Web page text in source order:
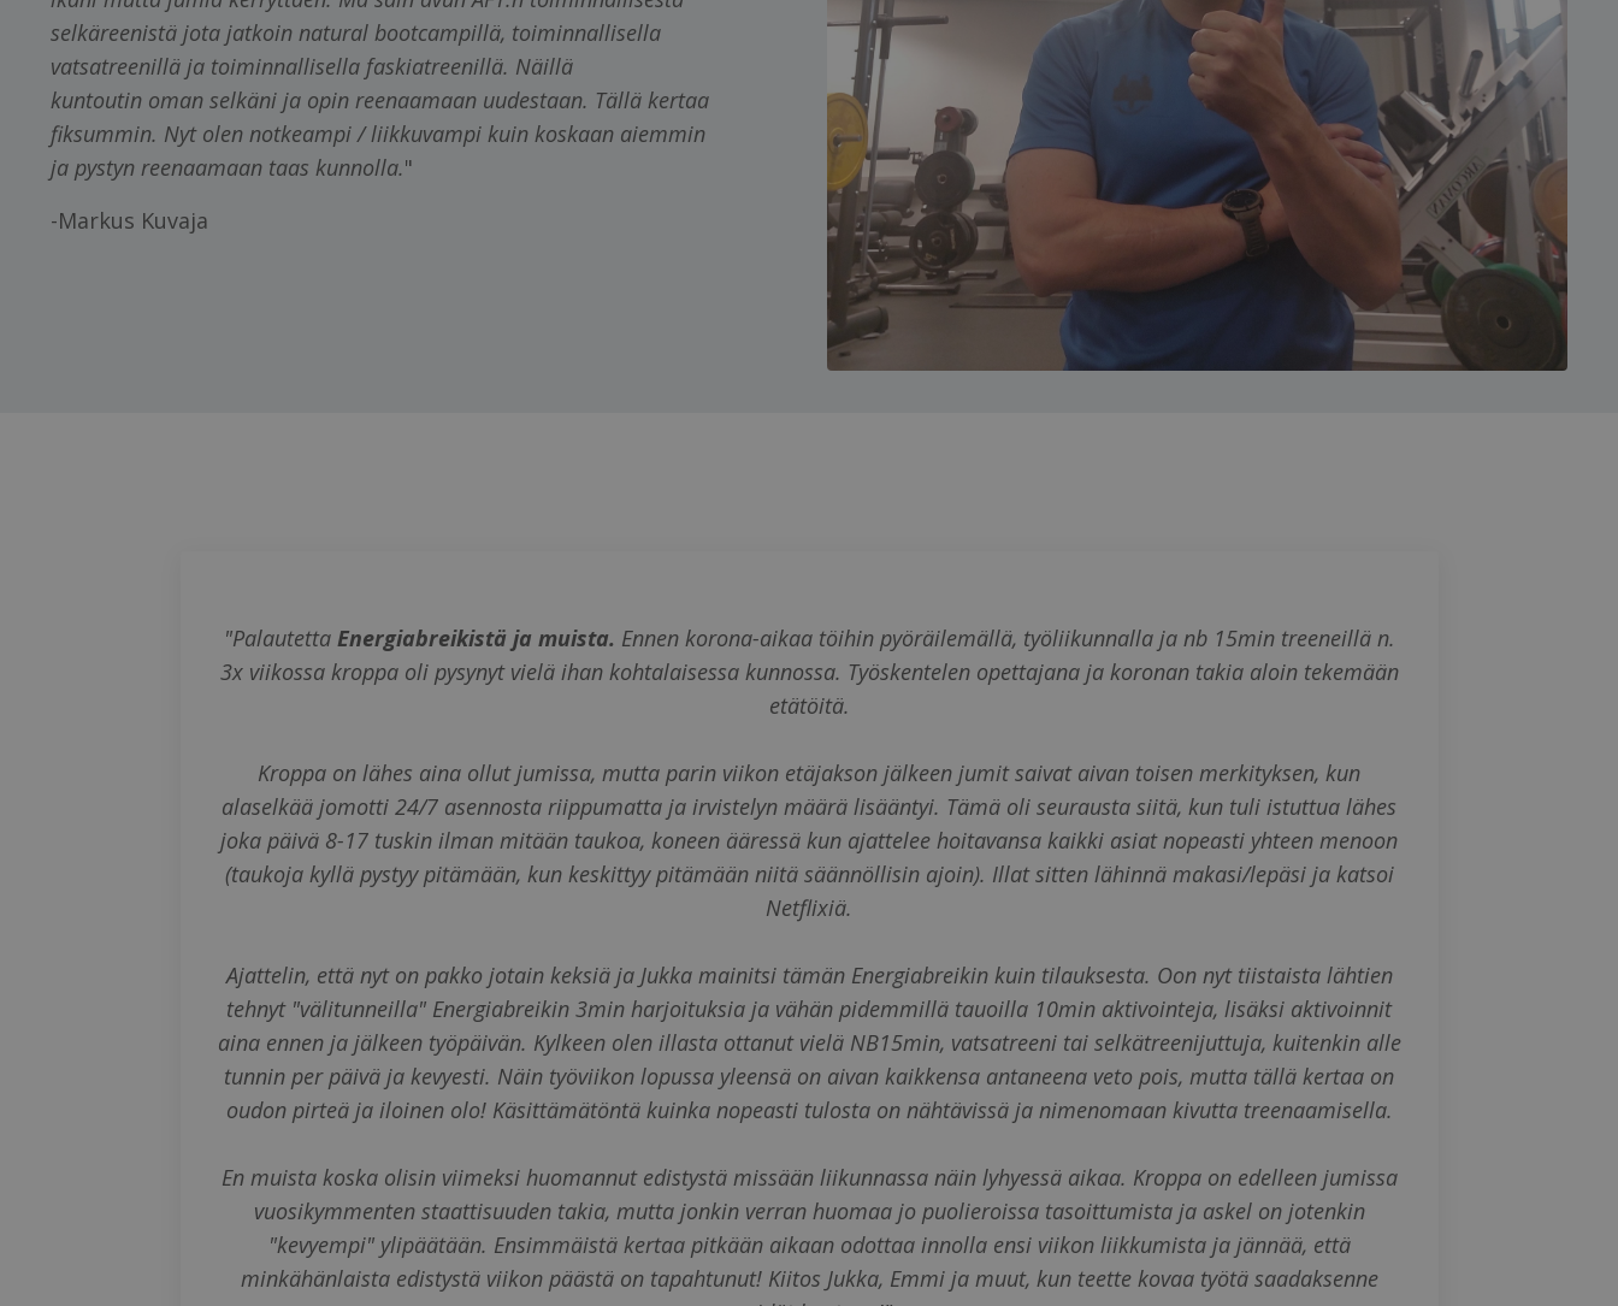
selkäreenistä jota jatkoin natural bootcampillä, toiminnallisella
vatsatreenillä ja toiminnallisella faskiatreenillä. Näillä
kuntoutin oman selkäni ja opin reenaamaan uudestaan. Tällä kertaa
fiksummin. Nyt olen notkeampi / liikkuvampi kuin koskaan aiemmin
ja pystyn reenaamaan taas kunnolla."
-Markus Kuvaja
"Palautetta Energiabreikistä ja muista. Ennen korona-aikaa töihin pyöräilemällä, työliikunnalla ja nb 15min treeneillä n.
3x viikossa kroppa oli pysynyt vielä ihan kohtalaisessa kunnossa. Työskentelen opettajana ja koronan takia aloin tekemään
etätöitä.
Kroppa on lähes aina ollut jumissa, mutta parin viikon etäjakson jälkeen jumit saivat aivan toisen merkityksen, kun
alaselkää jomotti 24/7 asennosta riippumatta ja irvistelyn määrä lisääntyi. Tämä oli seurausta siitä, kun tuli istuttua lähes
joka päivä 8-17 tuskin ilman mitään taukoa, koneen ääressä kun ajattelee hoitavansa kaikki asiat nopeasti yhteen menoon
(taukoja kyllä pystyy pitämään, kun keskittyy pitämään niitä säännöllisin ajoin). Illat sitten lähinnä makasi/lepäsi ja katsoi
Netflixiä.
Ajattelin, että nyt on pakko jotain keksiä ja Jukka mainitsi tämän Energiabreikin kuin tilauksesta. Oon nyt tiistaista lähtien
tehnyt "välitunneilla" Energiabreikin 3min harjoituksia ja vähän pidemmillä tauoilla 10min aktivointeja, lisäksi aktivoinnit
aina ennen ja jälkeen työpäivän. Kylkeen olen illasta ottanut vielä NB15min, vatsatreeni tai selkätreenijuttuja, kuitenkin alle
tunnin per päivä ja kevyesti. Näin työviikon lopussa yleensä on aivan kaikkensa antaneena veto pois, mutta tällä kertaa on
oudon pirteä ja iloinen olo! Käsittämätöntä kuinka nopeasti tulosta on nähtävissä ja nimenomaan kivutta treenaamisella.
En muista koska olisin viimeksi huomannut edistystä missään liikunnassa näin lyhyessä aikaa. Kroppa on edelleen jumissa
vuosikymmenten staattisuuden takia, mutta jonkin verran huomaa jo puolieroissa tasoittumista ja askel on jotenkin
"kevyempi" ylipäätään. Ensimmäistä kertaa pitkään aikaan odottaa innolla ensi viikon liikkumista ja jännää, että
minkähänlaista edistystä viikon päästä on tapahtunut! Kiitos Jukka, Emmi ja muut, kun teette kovaa työtä saadaksenne